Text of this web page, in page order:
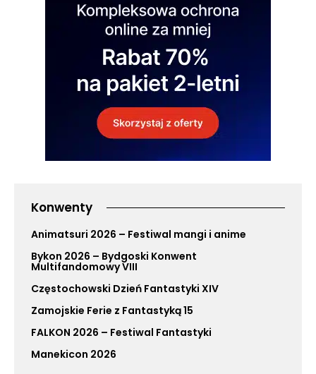
Konwenty
Animatsuri 2026 – Festiwal mangi i anime
Bykon 2026 – Bydgoski Konwent
Multifandomowy VIII
Częstochowski Dzień Fantastyki XIV
Zamojskie Ferie z Fantastyką 15
FALKON 2026 – Festiwal Fantastyki
Manekicon 2026